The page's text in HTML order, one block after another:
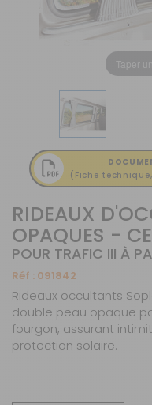
Taper
(Fiche
RIDEAUX
OPAQUES -
POUR TRAFIC III À
Réf : 091842
Rideaux occultants
double peau opaque
fourgon, assurant
protection solaire.